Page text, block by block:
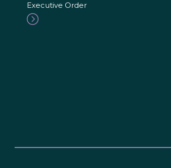
Executive Order